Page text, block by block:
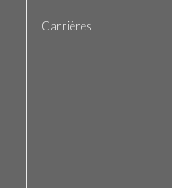
Carrières